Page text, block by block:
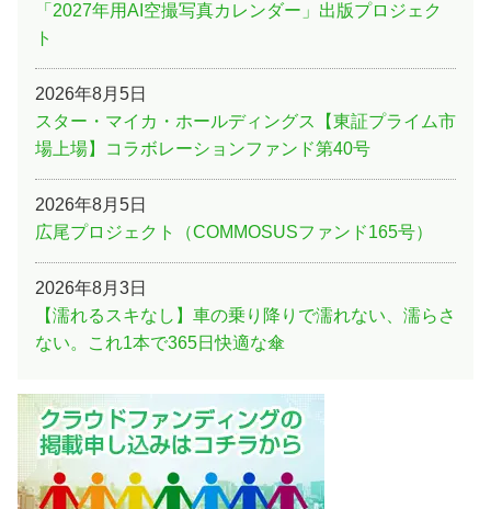
「2027年用AI空撮写真カレンダー」出版プロジェク
ト
2026年8月5日
スター・マイカ・ホールディングス【東証プライム市
場上場】コラボレーションファンド第40号
2026年8月5日
広尾プロジェクト（COMMOSUSファンド165号）
2026年8月3日
【濡れるスキなし】車の乗り降りで濡れない、濡らさ
ない。これ1本で365日快適な傘